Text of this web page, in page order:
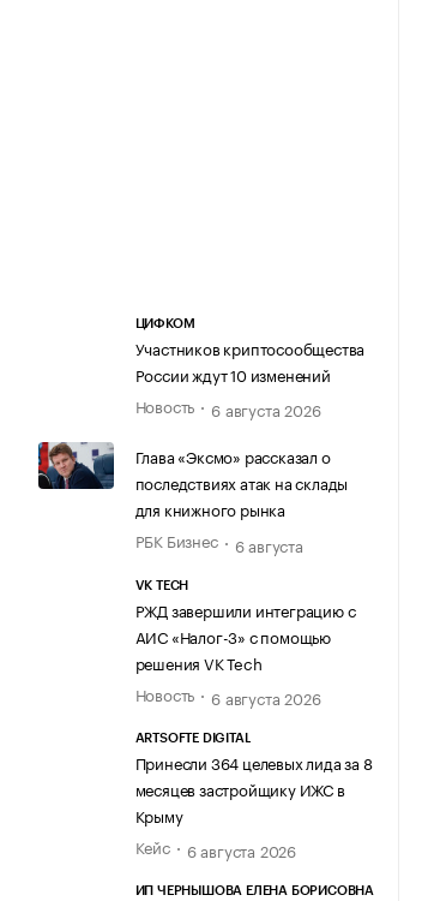
ЦИФКОМ
Участников криптосообщества
России ждут 10 изменений
Новость
6 августа 2026
Глава «Эксмо» рассказал о
последствиях атак на склады
для книжного рынка
РБК Бизнес
6 августа
VK TECH
РЖД завершили интеграцию с
АИС «Налог-3» с помощью
решения VK Tech
Новость
6 августа 2026
ARTSOFTE DIGITAL
Принесли 364 целевых лида за 8
месяцев застройщику ИЖС в
Крыму
Кейс
6 августа 2026
ИП ЧЕРНЫШОВА ЕЛЕНА БОРИСОВНА